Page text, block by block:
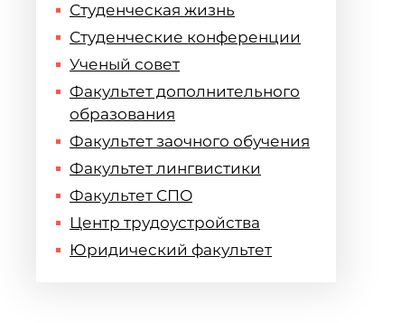
Студенческая жизнь
Студенческие конференции
Ученый совет
Факультет дополнительного
образования
Факультет заочного обучения
Факультет лингвистики
Факультет СПО
Центр трудоустройства
Юридический факультет